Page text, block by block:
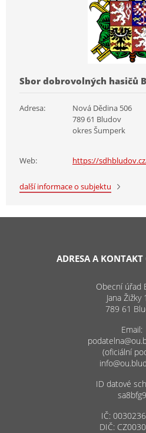
Sbor dobrovolných hasičů
Adresa:
Nová Dědina 506
789 61 Bludov
okres Šumperk
Web: https://
další informace o subjektu
ADRESA A
Obecní úřad
Jana Žižky
789 61
Email:
(oficiální
ID datové
sa8bfg9
IČ:
DIČ: